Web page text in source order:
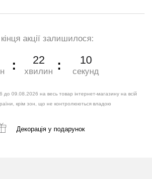
акції залишилося:
22
хвилин
9
секунд
до 09.08.2026 на весь товар інтернет-магазину на всій
крім зон, що не контролюються владою
Декорація у подарунок